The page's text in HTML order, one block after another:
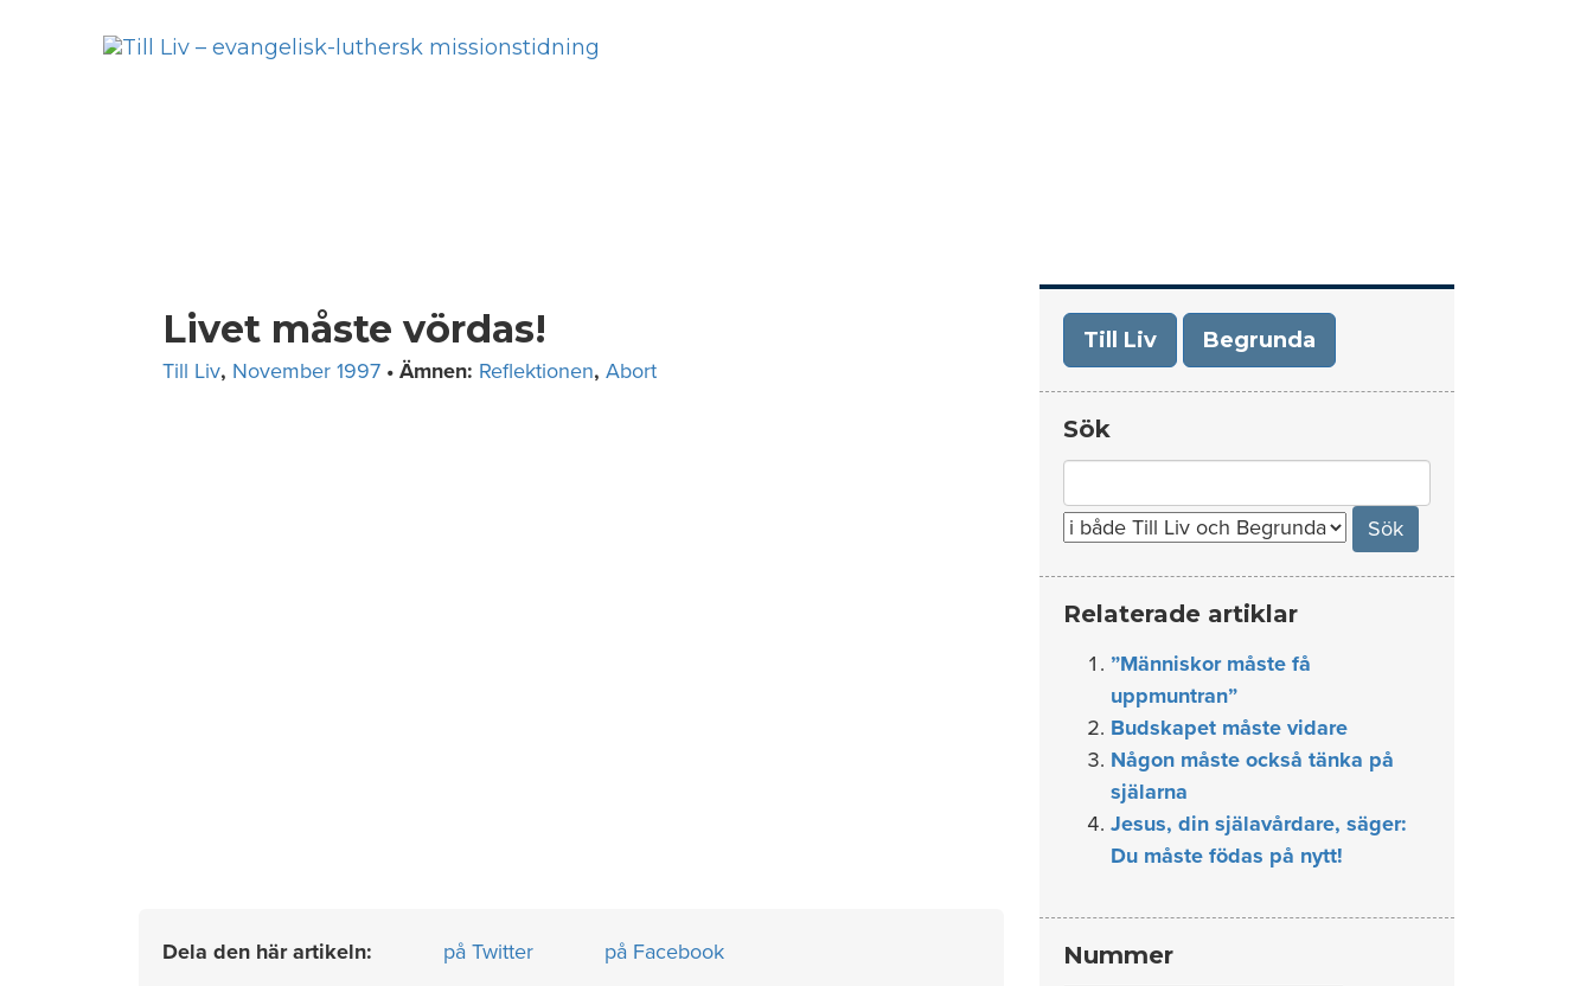
Livet måste vördas!
Till Liv, November 1997 • Ämnen: Reflektionen, Abort
Dela den här artikeln: på Twitter på Facebook
Till Liv Begrunda
Sök
for:
Relaterade artiklar
”Människor måste få
uppmuntran”
Budskapet måste vidare
Någon måste också tänka på
själarna
Jesus, din själavårdare, säger:
Du måste födas på nytt!
Nummer